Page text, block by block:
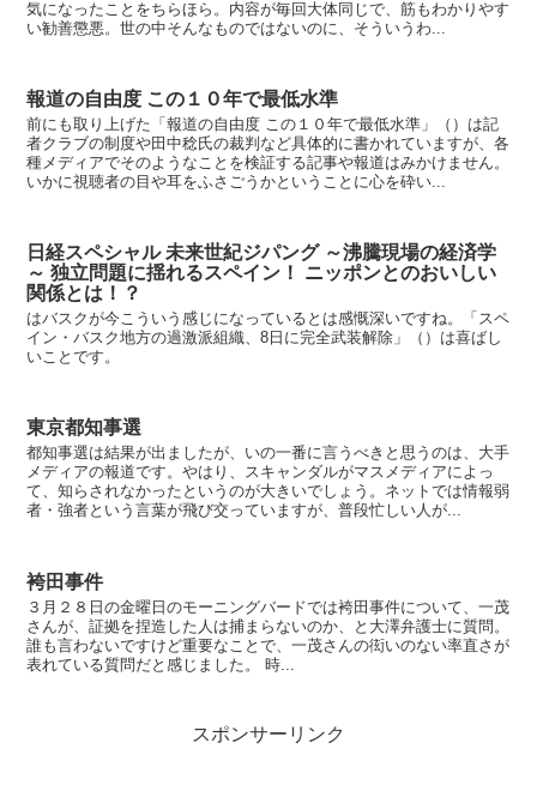
気になったことをちらほら。内容が毎回大体同じで、筋もわかりやす
い勧善懲悪。世の中そんなものではないのに、そういうわ...
報道の自由度 この１０年で最低水準
前にも取り上げた「報道の自由度 この１０年で最低水準」（）は記
者クラブの制度や田中稔氏の裁判など具体的に書かれていますが、各
種メディアでそのようなことを検証する記事や報道はみかけません。
いかに視聴者の目や耳をふさごうかということに心を砕い...
日経スペシャル 未来世紀ジパング ～沸騰現場の経済学
～ 独立問題に揺れるスペイン！ ニッポンとのおいしい
関係とは！？
はバスクが今こういう感じになっているとは感慨深いですね。「スペ
イン・バスク地方の過激派組織、8日に完全武装解除」（）は喜ばし
いことです。
東京都知事選
都知事選は結果が出ましたが、いの一番に言うべきと思うのは、大手
メディアの報道です。やはり、スキャンダルがマスメディアによっ
て、知らされなかったというのが大きいでしょう。ネットでは情報弱
者・強者という言葉が飛び交っていますが、普段忙しい人が...
袴田事件
３月２８日の金曜日のモーニングバードでは袴田事件について、一茂
さんが、証拠を捏造した人は捕まらないのか、と大澤弁護士に質問。
誰も言わないですけど重要なことで、一茂さんの衒いのない率直さが
表れている質問だと感じました。 時...
スポンサーリンク